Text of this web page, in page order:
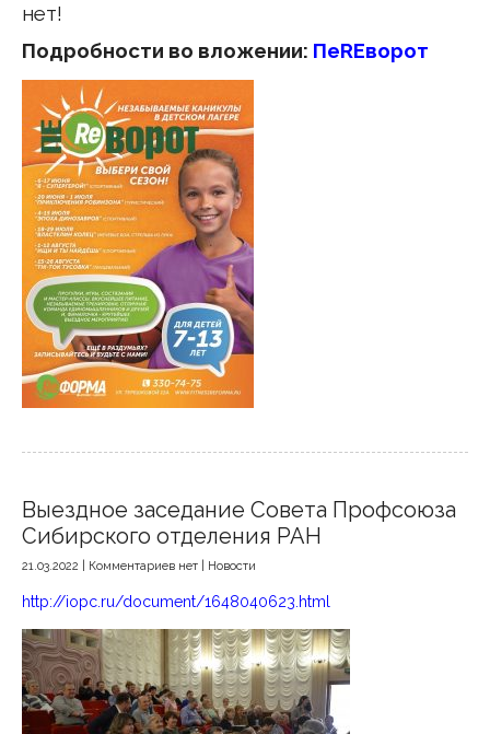
нет!
Подробности во вложении: ПеREворот
Выездное заседание Совета Профсоюза
Сибирского отделения РАН
21.03.2022 Комментариев нет Новости
http://iopc.ru/document/1648040623.html